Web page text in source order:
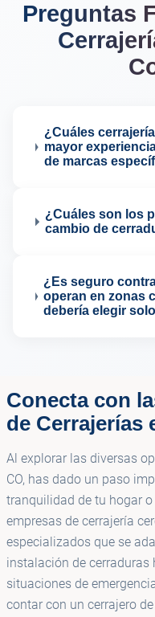
Preguntas
¿Cuáles
mayor
de marcas
¿Cuáles son los
cambio de
¿Es seguro
operan en zonas
debería elegir
Conecta con
de Cerrajerías
Al explorar las diversas
CO, has dado un paso
tranquilidad de tu hogar
empresas de cerrajería
especializados que se
instalación de cerraduras
situaciones de
contar con un cerrajero